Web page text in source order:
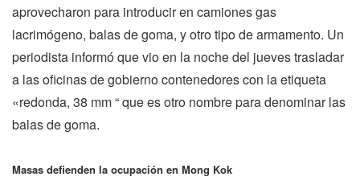
aprovecharon para introducir en camiones gas
lacrimógeno, balas de goma, y otro tipo de armamento. Un
periodista informó que vio en la noche del jueves trasladar
a las oficinas de gobierno contenedores con la etiqueta
«redonda, 38 mm “ que es otro nombre para denominar las
balas de goma.
Masas defienden la ocupación en Mong Kok